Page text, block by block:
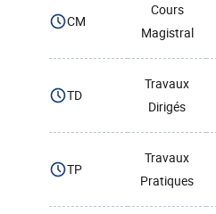
CM
Cours
Magistral
TD
Travaux
Dirigés
TP
Travaux
Pratiques